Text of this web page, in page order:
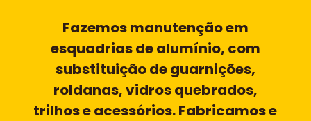
Fazemos manutenção em
esquadrias de alumínio, com
substituição de guarnições,
roldanas, vidros quebrados,
trilhos e acessórios. Fabricamos e